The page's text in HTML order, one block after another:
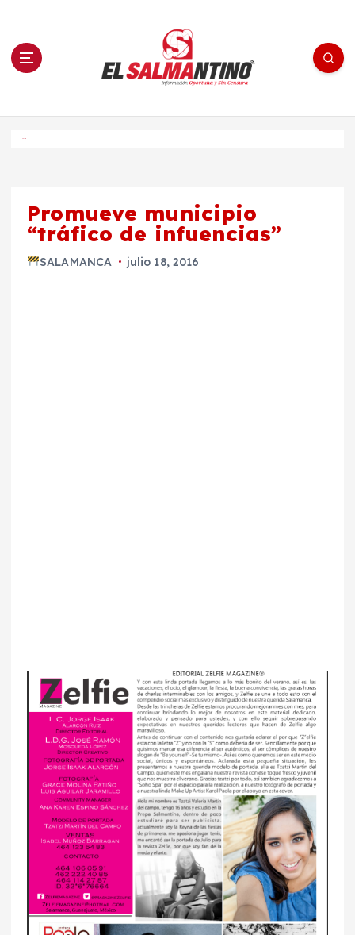
n El Salmantino - medios/noticias/editorial
Promueve municipio
“tráfico de infuencias”
SALAMANCA julio 18, 2016